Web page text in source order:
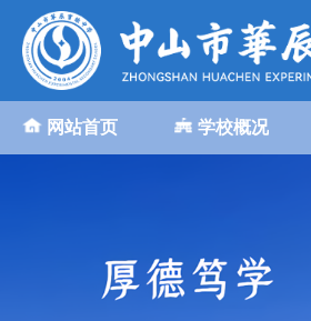
网站首页 学校概况